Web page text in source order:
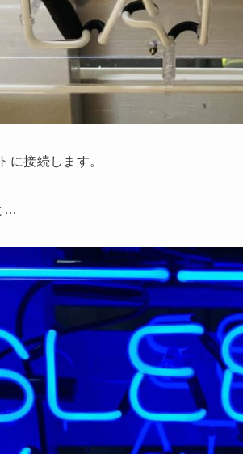
に接続します。
…